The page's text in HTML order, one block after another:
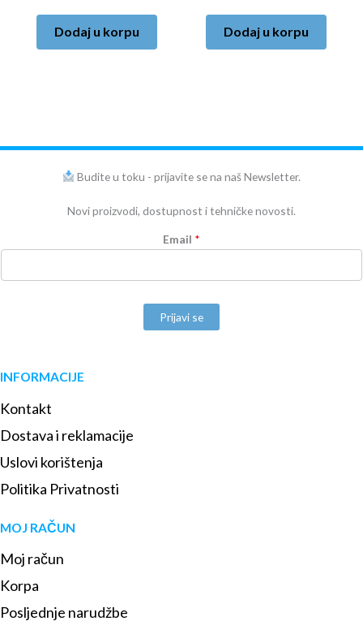
Dodaj u korpu Dodaj u korpu
Budite u toku - prijavite se na naš Newsletter.
Novi proizvodi, dostupnost i tehničke novosti.
Email *
Prijavi se
INFORMACIJE
Kontakt
Dostava i reklamacije
Uslovi korištenja
Politika Privatnosti
MOJ RAČUN
Moj račun
Korpa
Posljednje narudžbe